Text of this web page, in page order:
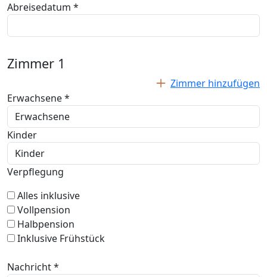
Abreisedatum *
Zimmer 1
Zimmer hinzufügen
Erwachsene *
Kinder
Verpflegung
Alles inklusive
Vollpension
Halbpension
Inklusive Frühstück
Nachricht *